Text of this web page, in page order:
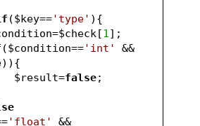
($key=='type' ){
=$check[1];
($condition=='int'
&&
)){
$result=false;
'float' &&